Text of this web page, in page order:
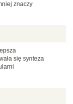
znaczy
się synteza